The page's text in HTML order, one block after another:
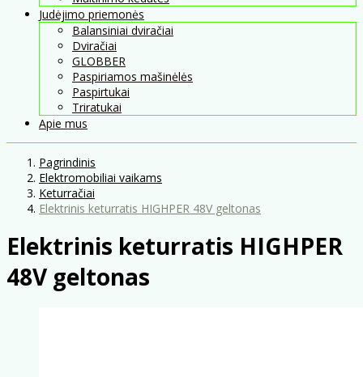
Judėjimo priemonės
Balansiniai dviračiai
Dviračiai
GLOBBER
Paspiriamos mašinėlės
Paspirtukai
Triratukai
Apie mus
Pagrindinis
Elektromobiliai vaikams
Keturračiai
Elektrinis keturratis HIGHPER 48V geltonas
Elektrinis keturratis HIGHPER
48V geltonas